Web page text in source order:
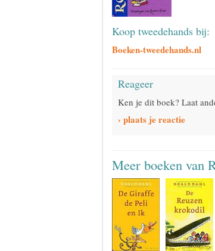
Koop tweedehands bij:
Boeken-tweedehands.nl
Reageer
Ken je dit boek? Laat
› plaats je reactie
Meer boeken van